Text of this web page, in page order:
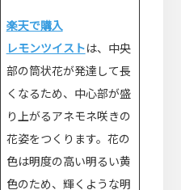
楽天で購入
レモンツイストは、中央
部の筒状花が発達して長
くなるため、中心部が盛
り上がるアネモネ咲きの
花姿をつくります。花の
色は明度の高い明るい黄
色のため、輝くような明